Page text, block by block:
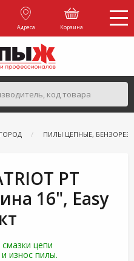
Адреса Корзина
ПИЛЫ ЦЕПНЫЕ,
PT
16", Easy
цепи
износ пилы.